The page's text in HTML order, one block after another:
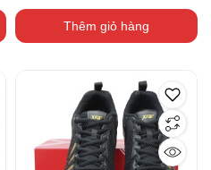
Thêm giỏ hàng